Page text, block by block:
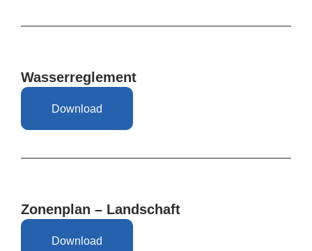
Wasserreglement
Download
Zonenplan – Landschaft
Download